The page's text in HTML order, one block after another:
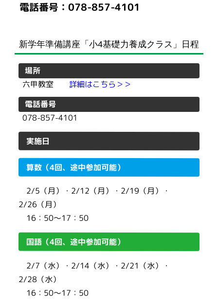
電話番号： 078-857-4101
新学年準備講座「小4基礎力養成クラス」日程
場所
六甲教室
詳細はこちら＞＞
電話番号
078-857-4101
実施日
算数（4回、途中参加可能）
2/5（月）・2/12（月）・2/19（月）・
2/26（月）
16：50〜17：50
国語（4回、途中参加可能）
2/7（水）・2/14（水）・2/21（水）・
2/28（水）
16：50〜17：50